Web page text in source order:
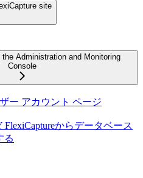
site
Administration and Monitoring
Console
ー アカウント ページ
からデータベース
る